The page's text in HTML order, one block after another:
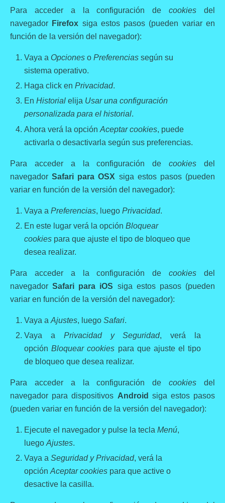
Para acceder a la configuración decookies del
navegador Firefox siga estos pasos (pueden variar en
función de la versión del navegador):
Vaya a Opciones oPreferencias según su
sistema operativo.
Haga click enPrivacidad.
EnHistorial elija Usar una configuración
personalizada para el historial.
Ahora verá la opciónAceptar cookies, puede
activarla o desactivarla según sus preferencias.
Para acceder a la configuración decookies del
navegadorSafari para OSX siga estos pasos (pueden
variar en función de la versión del navegador):
Vaya aPreferencias, luegoPrivacidad.
En este lugar verá la opciónBloquear
cookies para que ajuste el tipo de bloqueo que
desea realizar.
Para acceder a la configuración decookies del
navegadorSafari para iOS siga estos pasos (pueden
variar en función de la versión del navegador):
Vaya aAjustes, luegoSafari.
Vaya a Privacidad y Seguridad, verá la
opciónBloquear cookies para que ajuste el tipo
de bloqueo que desea realizar.
Para acceder a la configuración decookies del
navegador para dispositivos Android siga estos pasos
(pueden variar en función de la versión del navegador):
Ejecute el navegador y pulse la teclaMenú,
luegoAjustes.
Vaya aSeguridad y Privacidad, verá la
opciónAceptar cookies para que active o
desactive la casilla.